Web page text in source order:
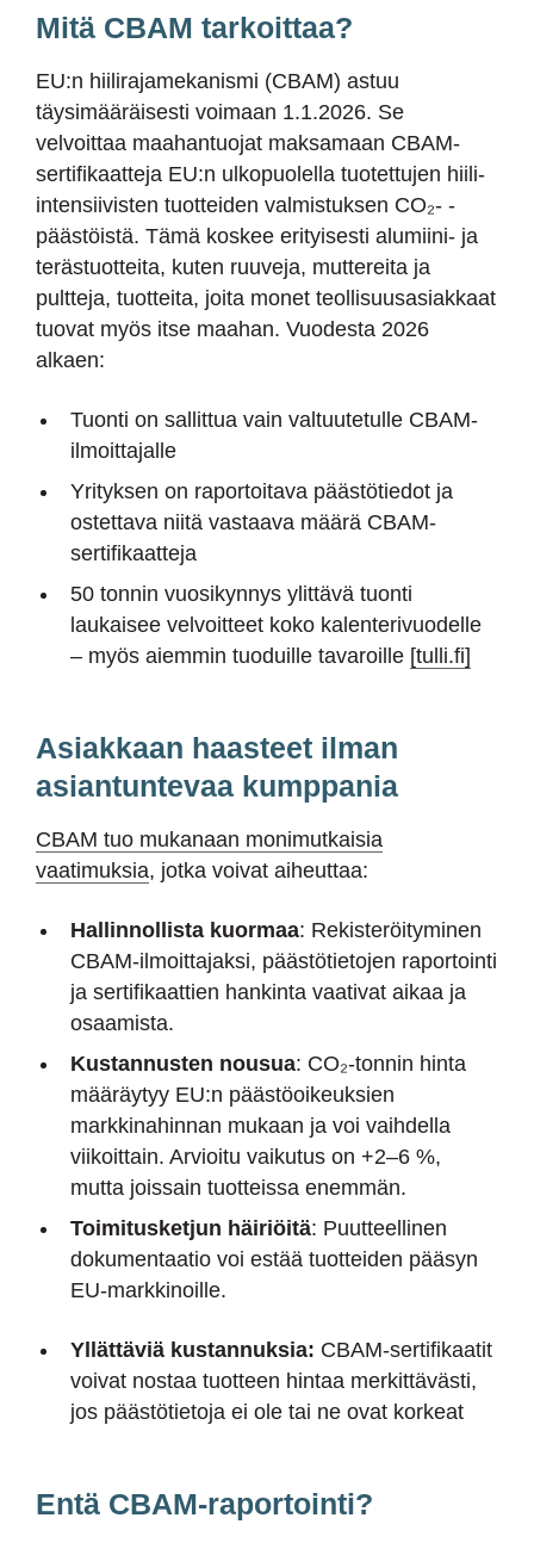
Mitä CBAM tarkoittaa?
EU:n hiilirajamekanismi (CBAM) astuu
täysimääräisesti voimaan 1.1.2026. Se
velvoittaa maahantuojat maksamaan CBAM-
sertifikaatteja EU:n ulkopuolella tuotettujen hiili-
intensiivisten tuotteiden valmistuksen CO₂- -
päästöistä. Tämä koskee erityisesti alumiini- ja
terästuotteita, kuten ruuveja, muttereita ja
pultteja, tuotteita, joita monet teollisuusasiakkaat
tuovat myös itse maahan. Vuodesta 2026
alkaen:
Tuonti on sallittua vain valtuutetulle CBAM-
ilmoittajalle
Yrityksen on raportoitava päästötiedot ja
ostettava niitä vastaava määrä CBAM-
sertifikaatteja
50 tonnin vuosikynnys ylittävä tuonti
laukaisee velvoitteet koko kalenterivuodelle
– myös aiemmin tuoduille tavaroille [tulli.fi]
Asiakkaan haasteet ilman
asiantuntevaa kumppania
CBAM tuo mukanaan monimutkaisia
vaatimuksia, jotka voivat aiheuttaa:
Hallinnollista kuormaa: Rekisteröityminen
CBAM-ilmoittajaksi, päästötietojen raportointi
ja sertifikaattien hankinta vaativat aikaa ja
osaamista.
Kustannusten nousua: CO₂-tonnin hinta
määräytyy EU:n päästöoikeuksien
markkinahinnan mukaan ja voi vaihdella
viikoittain. Arvioitu vaikutus on +2–6 %,
mutta joissain tuotteissa enemmän.
Toimitusketjun häiriöitä: Puutteellinen
dokumentaatio voi estää tuotteiden pääsyn
EU-markkinoille.
Yllättäviä kustannuksia: CBAM-sertifikaatit
voivat nostaa tuotteen hintaa merkittävästi,
jos päästötietoja ei ole tai ne ovat korkeat
Entä CBAM-raportointi?